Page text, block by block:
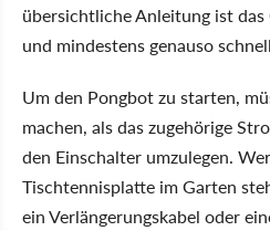
übersichtliche Anleitung ist
und mindestens genauso
Um den Pongbot zu starten,
machen, als das zugehörige
den Einschalter umzulegen.
Tischtennisplatte im Garten
ein Verlängerungskabel oder